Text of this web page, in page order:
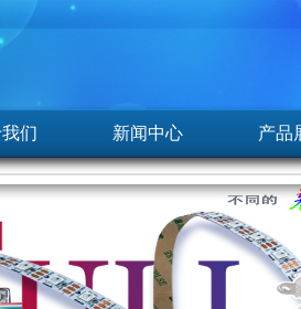
们 新闻中心 产品